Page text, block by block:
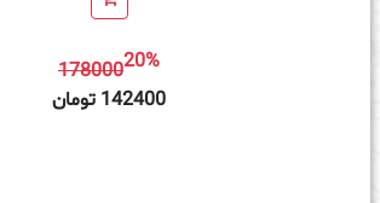
17800020%
142400 تومان